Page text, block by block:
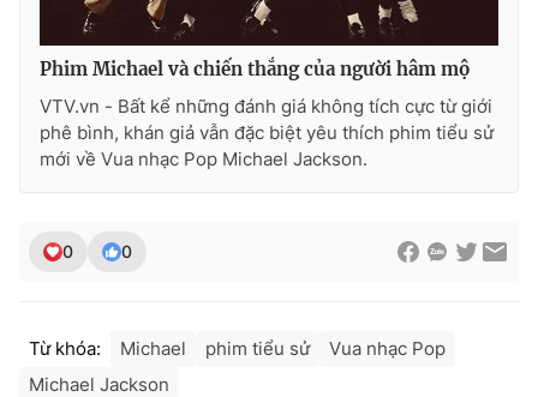
Phim Michael và chiến thắng của người hâm mộ
VTV.vn - Bất kể những đánh giá không tích cực từ giới
phê bình, khán giả vẫn đặc biệt yêu thích phim tiểu sử
mới về Vua nhạc Pop Michael Jackson.
0 0
Từ khóa: Michael phim tiểu sử
Vua nhạc Pop
Michael Jackson